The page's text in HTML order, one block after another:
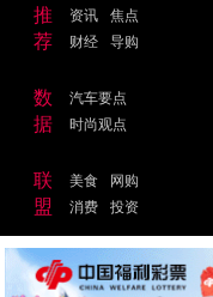
推
荐
资讯
焦点
财经
导购
数
据
汽车要点
时尚观点
联
盟
美食
网购
消费
投资